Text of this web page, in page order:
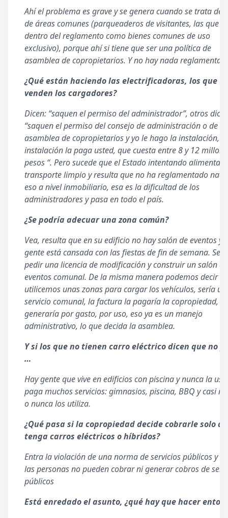
Ahí el problema es grave y se genera cuando se trata de
de áreas comunes (parqueaderos de visitantes, las que
dentro del reglamento como bienes comunes de uso
exclusivo), porque ahí si tiene que ser una política de
asamblea de copropietarios. Y no hay nada
¿Qué están haciendo las electrificadoras, los que
venden los cargadores?
Dicen: “saquen el permiso del administrador”, otros
“saquen el permiso del consejo de administración o de la
asamblea de copropietarios y yo le hago la instalación, y
instalación la paga usted, que cuesta entre 8 y 12
pesos “. Pero sucede que el Estado intentando alimentar
transporte limpio y resulta que no ha reglamentado
eso a nivel inmobiliario, esa es la dificultad de los
administradores y pasa en todo el país.
¿Se podría adecuar una zona común?
Vea, resulta que en su edificio no hay salón de eventos y
gente está cansada con las fiestas de fin de semana. Se
pedir una licencia de modificación y construir un salón de
eventos comunal. De la misma manera podemos decir
utilicemos unas zonas para cargar los vehículos, sería un
servicio comunal, la factura la pagaría la copropiedad, o
generaría por gasto, por uso, eso ya es un manejo
administrativo, lo que decida la asamblea.
Y si los que no tienen carro eléctrico dicen que no
…
Hay gente que vive en edificios con piscina y nunca la
paga muchos servicios: gimnasios, piscina, BBQ y casi
o nunca los utiliza.
¿Qué pasa si la copropiedad decide cobrarle solo al
tenga carros eléctricos o híbridos?
Entra la violación de una norma de servicios públicos y
las personas no pueden cobrar ni generar cobros de
públicos
Está enredado el asunto, ¿qué hay que hacer